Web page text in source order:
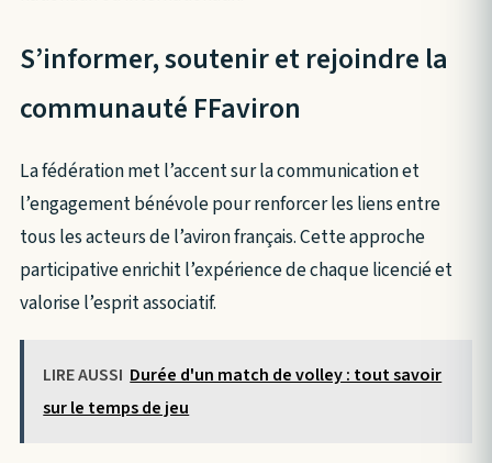
S’informer, soutenir et rejoindre la
communauté FFaviron
La fédération met l’accent sur la communication et
l’engagement bénévole pour renforcer les liens entre
tous les acteurs de l’aviron français. Cette approche
participative enrichit l’expérience de chaque licencié et
valorise l’esprit associatif.
LIRE AUSSI Durée d'un match de volley : tout savoir
sur le temps de jeu